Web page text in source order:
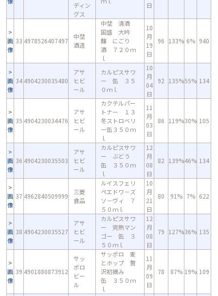
ディン
グス
日
画
像
33 4978526407497
中埜
酒造
中埜 清酒
国盛 大吟
醸 にごり
酒 ７２０ｍ
ｌ
10
月
19
日
96 133% 6% 940
画
像
34 4904230035480
アサ
ヒビ
ール
カルピスサワ
ー 缶 ３５
０ｍｌ
10
月
04
日
92 135%55% 134
画
像
35 4904230034476
アサ
ヒビ
ール
カクテルパー
トナー １３
冬ストロベリ
ー缶３５０ｍ
ｌ
11
月
03
日
86 119%30% 105
画
像
36 4904230035503
アサ
ヒビ
ール
カルピスサワ
ー ぶどう
缶 ３５０ｍ
ｌ
12
月
08
日
82 139%46% 134
画
像
37 4962840509999
三菱
食品
ルイスフェリ
ペエドワ－ズ
ソ－ヴィ ７
５０ｍｌ
10
月
21
日
80 91% 7% 622
画
像
38 4904230035527
アサ
ヒビ
ール
カルピスサワ
ー 完熟マン
ゴー 缶 ３
５０ｍｌ
12
月
08
日
79 127%36% 135
画
像
39 4901880873912
サッ
ポロ
ビー
ル
サッポロ 麦
とホップ 贅
沢初摘み
缶 ３５０ｍ
ｌ
11
月
09
日
78 87% 19% 109